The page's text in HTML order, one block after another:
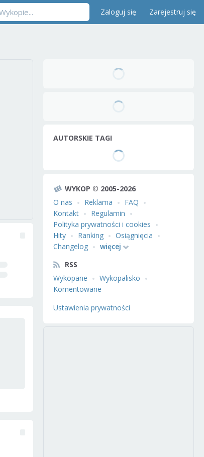
Zaloguj się Zarejestruj się
AUTORSKIE TAGI
WYKOP © 2005-2026
O nas
Reklama
FAQ
Kontakt
Regulamin
Polityka prywatności i cookies
Hity
Ranking
Osiągnięcia
Changelog
więcej
RSS
Wykopane
Wykopalisko
Komentowane
Ustawienia prywatności